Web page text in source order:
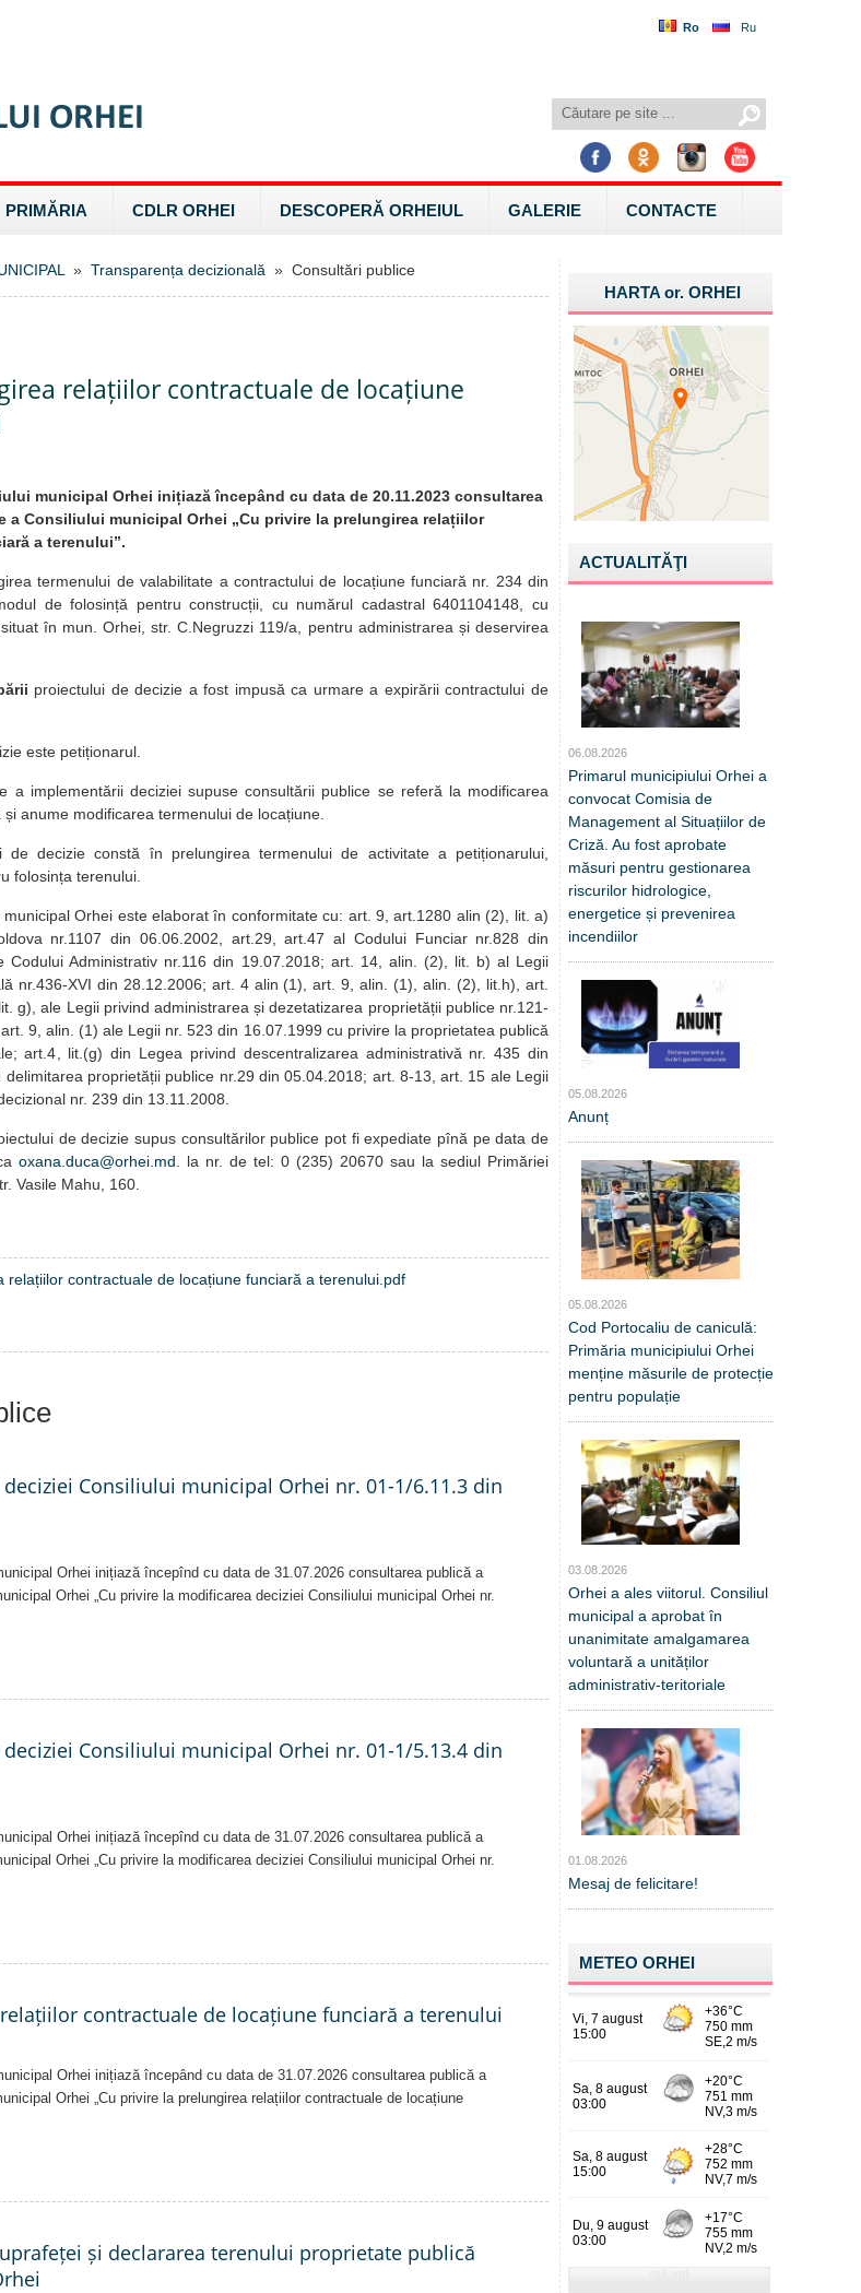
Ro Ru
PRIMĂRIA CDLR ORHEI DESCOPERĂ ORHEIUL GALERIE CONTACTE
» Transparența decizională » Consultări publice
relațiilor contractuale de locațiune
municipal Orhei inițiază începând cu data de 20.11.2023 consultarea
a Consiliului municipal Orhei „Cu privire la prelungirea relațiilor
a terenului”.
termenului de valabilitate a contractului de locațiune funciară nr. 234 din
de folosință pentru construcții, cu numărul cadastral 6401104148, cu
în mun. Orhei, str. C.Negruzzi 119/a, pentru administrarea și deservirea
proiectului de decizie a fost impusă ca urmare a expirării contractului de
este petiționarul.
a implementării deciziei supuse consultării publice se referă la modificarea
anume modificarea termenului de locațiune.
de decizie constă în prelungirea termenului de activitate a petiționarului,
folosința terenului.
Orhei este elaborat în conformitate cu: art. 9, art.1280 alin (2), lit. a)
nr.1107 din 06.06.2002, art.29, art.47 al Codului Funciar nr.828 din
Codului Administrativ nr.116 din 19.07.2018; art. 14, alin. (2), lit. b) al Legii
nr.436-XVI din 28.12.2006; art. 4 alin (1), art. 9, alin. (1), alin. (2), lit.h), art.
g), ale Legii privind administrarea și dezetatizarea proprietății publice nr.121-
9, alin. (1) ale Legii nr. 523 din 16.07.1999 cu privire la proprietatea publică
art.4, lit.(g) din Legea privind descentralizarea administrativă nr. 435 din
proprietății publice nr.29 din 05.04.2018; art. 8-13, art. 15 ale Legii
nr. 239 din 13.11.2008.
de decizie supus consultărilor publice pot fi expediate pînă pe data de
oxana.duca@orhei.md . la nr. de tel: 0 (235) 20670 sau la sediul Primăriei
Vasile Mahu, 160.
relațiilor contractuale de locațiune funciară a terenului.pdf
Consiliului municipal Orhei nr. 01-1/6.11.3 din
Orhei inițiază începînd cu data de 31.07.2026 consultarea publică a
Orhei „Cu privire la modificarea deciziei Consiliului municipal Orhei nr.
Consiliului municipal Orhei nr. 01-1/5.13.4 din
Orhei inițiază începînd cu data de 31.07.2026 consultarea publică a
Orhei „Cu privire la modificarea deciziei Consiliului municipal Orhei nr.
contractuale de locațiune funciară a terenului
Orhei inițiază începând cu data de 31.07.2026 consultarea publică a
Orhei „Cu privire la prelungirea relațiilor contractuale de locațiune
și declararea terenului proprietate publică
HARTA or.ORHEI
ACTUALITĂŢI
06.08.2026
Primarul municipiului Orhei a
convocat Comisia de
Management al Situațiilor de
Criză. Au fost aprobate
măsuri pentru gestionarea
riscurilor hidrologice,
energetice și prevenirea
incendiilor
05.08.2026
Anunț
05.08.2026
Cod Portocaliu de caniculă:
Primăria municipiului Orhei
menține măsurile de protecție
pentru populație
03.08.2026
Orhei a ales viitorul. Consiliul
municipal a aprobat în
unanimitate amalgamarea
voluntară a unităților
administrativ-teritoriale
01.08.2026
Mesaj de felicitare!
METEO ORHEI